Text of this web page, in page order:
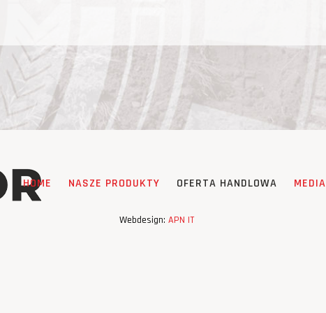
HOME NASZE PRODUKTY OFERTA HANDLOWA MEDIA
Webdesign: APN IT